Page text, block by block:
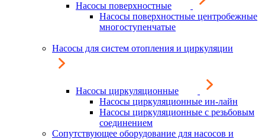
Насосы поверхностные
Насосы поверхностные центробежные
многоступенчатые
Насосы для систем отопления и циркуляции
Насосы циркуляционные
Насосы циркуляционные ин-лайн
Насосы циркуляционные с резьбовым
соединением
Сопутствующее оборудование для насосов и